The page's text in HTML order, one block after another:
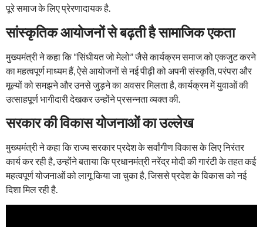
पूरे समाज के लिए प्रेरणादायक है.
सांस्कृतिक आयोजनों से बढ़ती है सामाजिक एकता
मुख्यमंत्री ने कहा कि “सिंधीयत जो मेलो” जैसे कार्यक्रम समाज को एकजुट करने
का महत्वपूर्ण माध्यम हैं, ऐसे आयोजनों से नई पीढ़ी को अपनी संस्कृति, परंपरा और
मूल्यों को समझने और उनसे जुड़ने का अवसर मिलता है, कार्यक्रम में युवाओं की
उत्साहपूर्ण भागीदारी देखकर उन्होंने प्रसन्नता व्यक्त की.
सरकार की विकास योजनाओं का उल्लेख
मुख्यमंत्री ने कहा कि राज्य सरकार प्रदेश के सर्वांगीण विकास के लिए निरंतर
कार्य कर रही है, उन्होंने बताया कि प्रधानमंत्री नरेंद्र मोदी की गारंटी के तहत कई
महत्वपूर्ण योजनाओं को लागू किया जा चुका है, जिससे प्रदेश के विकास को नई
दिशा मिल रही है.